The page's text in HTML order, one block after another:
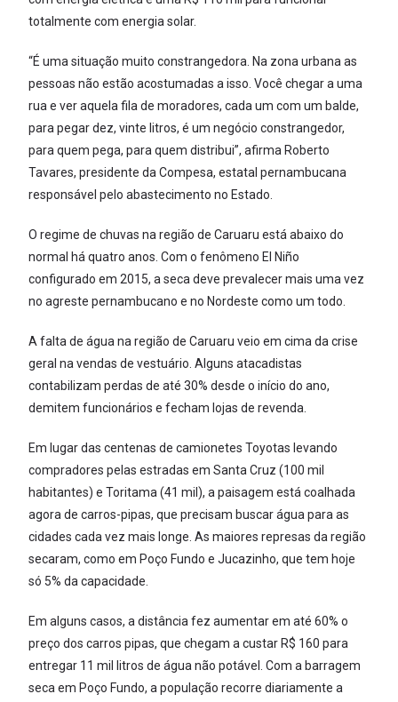
totalmente com energia solar.
“É uma situação muito constrangedora. Na zona urbana as
pessoas não estão acostumadas a isso. Você chegar a uma
rua e ver aquela fila de moradores, cada um com um balde,
para pegar dez, vinte litros, é um negócio constrangedor,
para quem pega, para quem distribui”, afirma Roberto
Tavares, presidente da Compesa, estatal pernambucana
responsável pelo abastecimento no Estado.
O regime de chuvas na região de Caruaru está abaixo do
normal há quatro anos. Com o fenômeno El Niño
configurado em 2015, a seca deve prevalecer mais uma vez
no agreste pernambucano e no Nordeste como um todo.
A falta de água na região de Caruaru veio em cima da crise
geral na vendas de vestuário. Alguns atacadistas
contabilizam perdas de até 30% desde o início do ano,
demitem funcionários e fecham lojas de revenda.
Em lugar das centenas de camionetes Toyotas levando
compradores pelas estradas em Santa Cruz (100 mil
habitantes) e Toritama (41 mil), a paisagem está coalhada
agora de carros-pipas, que precisam buscar água para as
cidades cada vez mais longe. As maiores represas da região
secaram, como em Poço Fundo e Jucazinho, que tem hoje
só 5% da capacidade.
Em alguns casos, a distância fez aumentar em até 60% o
preço dos carros pipas, que chegam a custar R$ 160 para
entregar 11 mil litros de água não potável. Com a barragem
seca em Poço Fundo, a população recorre diariamente a